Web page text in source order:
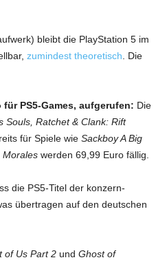
bleibt die PlayStation 5 im
zumindest theoretisch . Die
PS5-Games, aufgerufen: Die
Souls, Ratchet & Clank: Rift
für Spiele wie Sackboy A Big
Moraleswerden 69,99 Euro fällig.
die PS5-Titel der konzern-
übertragen auf den deutschen
of Us Part 2und Ghost of